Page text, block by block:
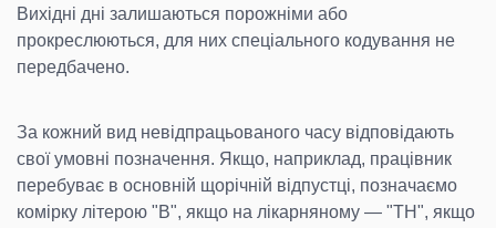
Вихідні дні залишаються порожніми або
прокреслюються, для них спеціального кодування не
передбачено.
За кожний вид невідпрацьованого часу відповідають
свої умовні позначення. Якщо, наприклад, працівник
перебуває в основній щорічній відпустці, позначаємо
комірку літерою "В", якщо на лікарняному — "ТН", якщо